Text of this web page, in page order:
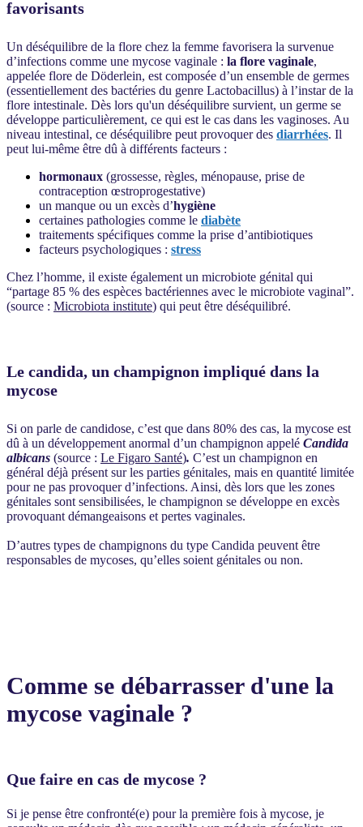
favorisants
Un déséquilibre de la flore chez la femme favorisera la survenue
d’infections comme une mycose vaginale : la flore vaginale,
appelée flore de Döderlein, est composée d’un ensemble de germes
(essentiellement des bactéries du genre Lactobacillus) à l’instar de la
flore intestinale. Dès lors qu'un déséquilibre survient, un germe se
développe particulièrement, ce qui est le cas dans les vaginoses. Au
niveau intestinal, ce déséquilibre peut provoquer des diarrhées. Il
peut lui-même être dû à différents facteurs :
hormonaux (grossesse, règles, ménopause, prise de
contraception œstroprogestative)
un manque ou un excès d’hygiène
certaines pathologies comme le diabète
traitements spécifiques comme la prise d’antibiotiques
facteurs psychologiques : stress
Chez l’homme, il existe également un microbiote génital qui
“partage 85 % des espèces bactériennes avec le microbiote vaginal”.
(source : Microbiota institute) qui peut être déséquilibré.
Le candida, un champignon impliqué dans la
mycose
Si on parle de candidose, c’est que dans 80% des cas, la mycose est
dû à un développement anormal d’un champignon appelé Candida
albicans (source : Le Figaro Santé). C’est un champignon en
général déjà présent sur les parties génitales, mais en quantité limitée
pour ne pas provoquer d’infections. Ainsi, dès lors que les zones
génitales sont sensibilisées, le champignon se développe en excès
provoquant démangeaisons et pertes vaginales.
D’autres types de champignons du type Candida peuvent être
responsables de mycoses, qu’elles soient génitales ou non.
Comme se débarrasserd'une la
mycose vaginale ?
Que faire en cas de mycose ?
Si je pense être confronté(e) pour la première fois à mycose, je